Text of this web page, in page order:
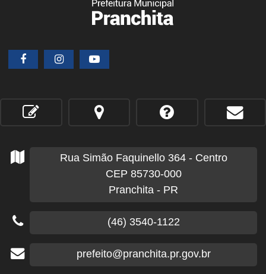
Rua Simão Faquinello 364 - Centro
CEP 85730-000
Pranchita - PR
(46) 3540-1122
prefeito@pranchita.pr.gov.br